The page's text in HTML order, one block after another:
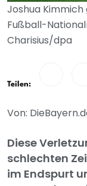
Joshua
Fußball-
Charisius/dpa
Teilen:
Von:
Diese
schlechten
im Endspurt